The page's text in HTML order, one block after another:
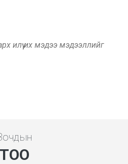
илүү их мэдээ мэдээллийг
ТОО